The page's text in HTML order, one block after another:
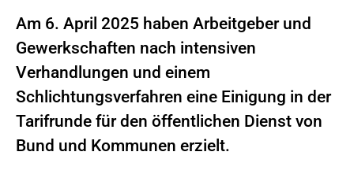
Am 6. April 2025 haben Arbeitgeber und
Gewerkschaften nach intensiven
Verhandlungen und einem
Schlichtungsverfahren eine Einigung in der
Tarifrunde für den öffentlichen Dienst von
Bund und Kommunen erzielt.